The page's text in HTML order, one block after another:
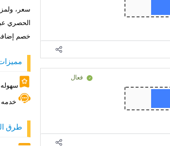
فعال
سعر،
خصم
خدمه
طرق